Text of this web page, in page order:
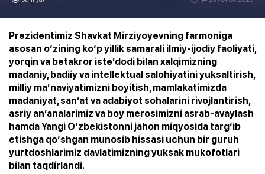
Prezidentimiz Shavkat Mirziyoyevning farmoniga
asosan o‘zining ko‘p yillik samarali ilmiy-ijodiy faoliyati,
yorqin va betakror iste’dodi bilan xalqimizning
madaniy, badiiy va intellektual salohiyatini yuksaltirish,
milliy ma’naviyatimizni boyitish, mamlakatimizda
madaniyat, san’at va adabiyot sohalarini rivojlantirish,
asriy an’analarimiz va boy merosimizni asrab-avaylash
hamda Yangi O‘zbekistonni jahon miqyosida targ‘ib
etishga qo‘shgan munosib hissasi uchun bir guruh
yurtdoshlarimiz davlatimizning yuksak mukofotlari
bilan taqdirlandi.